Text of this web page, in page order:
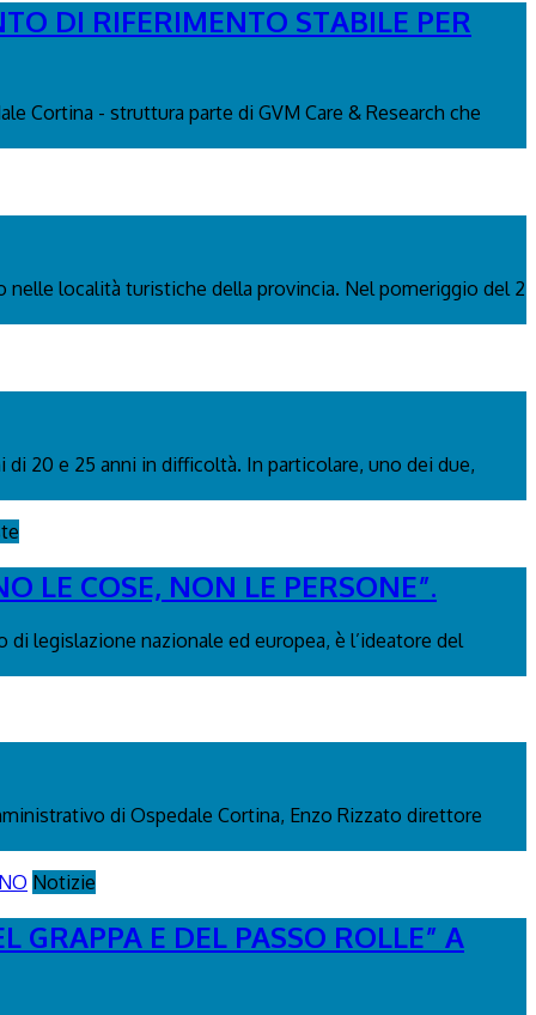
DI RIFERIMENTO STABILE PER
Cortina - struttura parte di GVM Care & Research che
località turistiche della provincia. Nel pomeriggio del 2
20 e 25 anni in difficoltà. In particolare, uno dei due,
LE COSE, NON LE PERSONE”.
legislazione nazionale ed europea, è l’ideatore del
di Ospedale Cortina, Enzo Rizzato direttore
Notizie
GRAPPA E DEL PASSO ROLLE” A